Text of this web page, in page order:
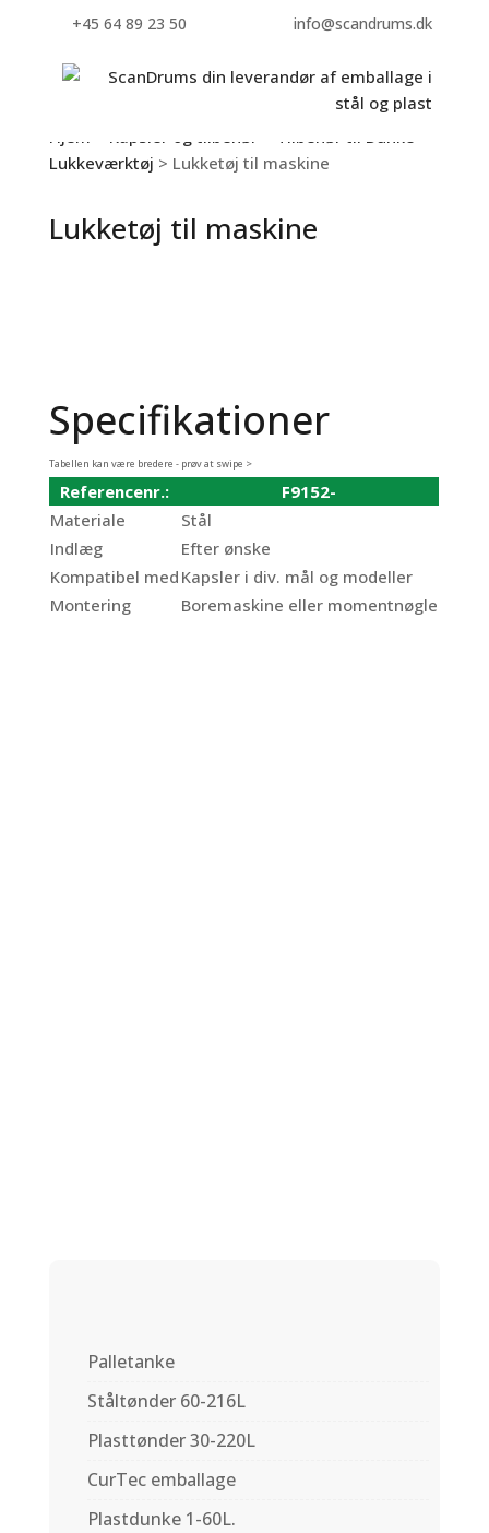
+45 64 89 23 50 info@scandrums.dk
Palletanke
Ståltønder 60-216L
Plasttønder 30-220L
CurTec emballage
Plastdunke 1-60L.
Hjem Kapsler og tilbehør Tilbehør til Dunke
Lukkeværktøj > Lukketøj til maskine
Lukketøj til maskine
Specifikationer
Tabellen kan være bredere - prøv at swipe >
Referencenr.:
F9152-
Materiale
Stål
Indlæg
Efter ønske
Kompatibel med Kapsler i div. mål og modeller
Montering
Boremaskine eller momentnøgle